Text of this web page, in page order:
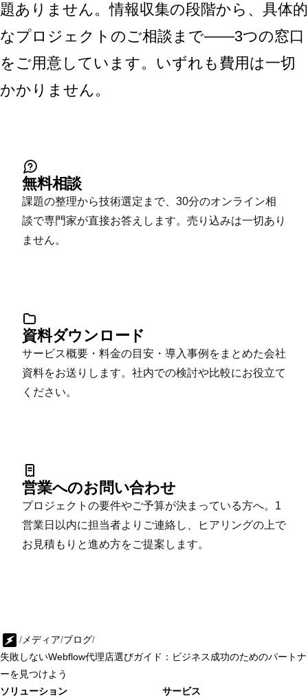
題ありません。情報収集の段階から、具体的
なプロジェクトのご相談まで——3つの窓口
をご用意しています。いずれも費用は一切
かかりません。
無料相談
課題の整理から技術選定まで、30分のオンライン相
談で専門家が直接お答えします。売り込みは一切あり
ません。
資料ダウンロード
サービス概要・料金の目安・導入事例をまとめた会社
資料をお送りします。社内での検討や比較にお役立て
ください。
営業へのお問い合わせ
プロジェクトの要件やご予算が決まっている方へ。1
営業日以内に担当者よりご連絡し、ヒアリングの上で
お見積もりと進め方をご提案します。
/ メディア/ブログ/
失敗しないWebflow代理店選びガイド：ビジネス成功のためのパートナ
ーを見つけよう
ソリューション
サービス